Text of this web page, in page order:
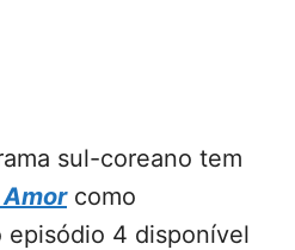
sul-coreano tem
como
episódio 4 disponível